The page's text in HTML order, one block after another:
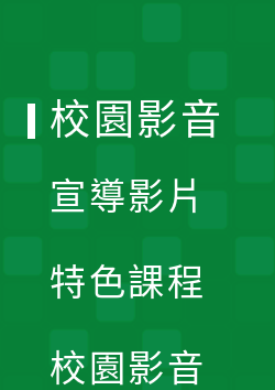
校園影音
宣導影片
特色課程
校園影音